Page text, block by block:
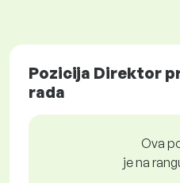
Pozicija Direktor
rada
Ova
je na